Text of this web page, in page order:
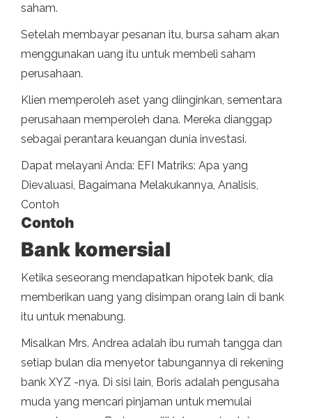
saham.
Setelah membayar pesanan itu, bursa saham akan
menggunakan uang itu untuk membeli saham
perusahaan.
Klien memperoleh aset yang diinginkan, sementara
perusahaan memperoleh dana. Mereka dianggap
sebagai perantara keuangan dunia investasi.
Dapat melayani Anda: EFI Matriks: Apa yang
Dievaluasi, Bagaimana Melakukannya, Analisis,
Contoh
Contoh
Bank komersial
Ketika seseorang mendapatkan hipotek bank, dia
memberikan uang yang disimpan orang lain di bank
itu untuk menabung.
Misalkan Mrs. Andrea adalah ibu rumah tangga dan
setiap bulan dia menyetor tabungannya di rekening
bank XYZ -nya. Di sisi lain, Boris adalah pengusaha
muda yang mencari pinjaman untuk memulai